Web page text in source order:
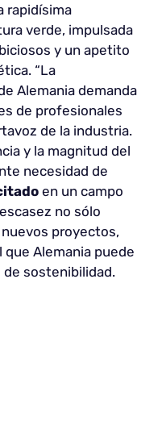
rapidísima
verde, impulsada
y un apetito
“La
Alemania demanda
de profesionales
de la industria.
y la magnitud del
necesidad de
en un campo
no sólo
proyectos,
Alemania puede
de sostenibilidad.